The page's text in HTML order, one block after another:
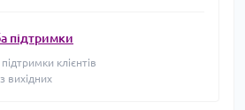
підтримки
клієнтів
вихідних